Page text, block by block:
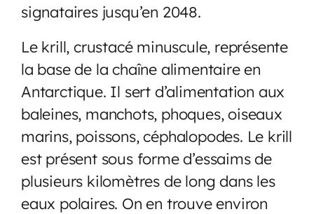
signataires jusqu’en 2048.
Le krill, crustacé minuscule, représente
la base de la chaîne alimentaire en
Antarctique. Il sert d’alimentation aux
baleines, manchots, phoques, oiseaux
marins, poissons, céphalopodes. Le krill
est présent sous forme d’essaims de
plusieurs kilomètres de long dans les
eaux polaires. On en trouve environ